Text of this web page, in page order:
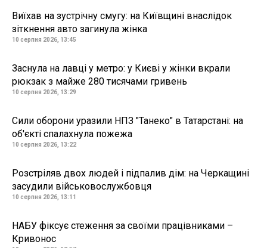
Виїхав на зустрічну смугу: на Київщині внаслідок
зіткнення авто загинула жінка
10 серпня 2026, 13:45
Заснула на лавці у метро: у Києві у жінки вкрали
рюкзак з майже 280 тисячами гривень
10 серпня 2026, 13:29
Сили оборони уразили НПЗ "Танеко" в Татарстані: на
об'єкті спалахнула пожежа
10 серпня 2026, 13:22
Розстріляв двох людей і підпалив дім: на Черкащині
засудили військовослужбовця
10 серпня 2026, 13:11
НАБУ фіксує стеження за своїми працівниками –
Кривонос